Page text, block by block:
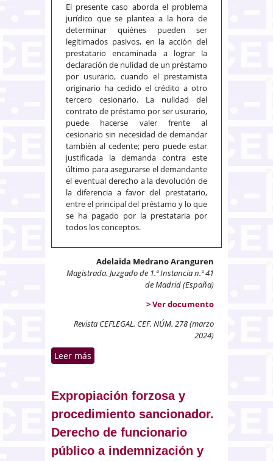
El presente caso aborda el problema
jurídico que se plantea a la hora de
determinar quiénes pueden ser
legitimados pasivos, en la acción del
prestatario encaminada a lograr la
declaración de nulidad de un préstamo
por usurario, cuando el prestamista
originario ha cedido el crédito a otro
tercero cesionario. La nulidad del
contrato de préstamo por ser usurario,
puede hacerse valer frente al
cesionario sin necesidad de demandar
también al cedente; pero puede estar
justificada la demanda contra este
último para asegurarse el demandante
el eventual derecho a la devolución de
la diferencia a favor del prestatario,
entre el principal del préstamo y lo que
se ha pagado por la prestataria por
todos los conceptos.
Adelaida Medrano Aranguren
Magistrada. Juzgado de 1.ª Instancia n.º 41
de Madrid (España)
> Ver documento
Revista CEFLEGAL. CEF. NÚM. 278 (marzo
2024)
Leer más
Expropiación forzosa y
procedimiento sancionador.
Derecho de funcionario
público a indemnización y